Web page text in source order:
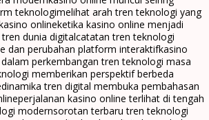
teknologimelihat arah tren teknologi yang
onlineketika kasino online menjadi
dunia digitalcatatan tren teknologi
dan perubahan platform interaktifkasino
perkembangan tren teknologi masa
memberikan perspektif berbeda
dinamika tren digital membuka pembahasan
perjalanan kasino online terlihat di tengah
modernsorotan terbaru tren teknologi